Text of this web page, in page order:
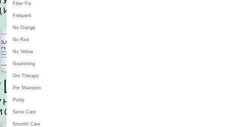
Fiber Fix
Frequent
No Orange
No Red
No Yellow
Nourishing
Oro Therapy
Pre Shampoo
Purity
Sensi Care
Smooth Care